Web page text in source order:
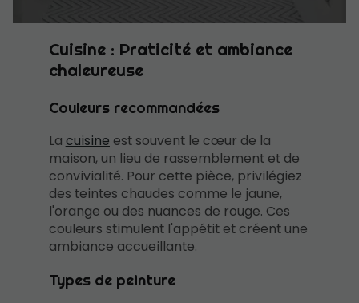
Cuisine : Praticité et ambiance
chaleureuse
Couleurs recommandées
La cuisine est souvent le cœur de la
maison, un lieu de rassemblement et de
convivialité. Pour cette pièce, privilégiez
des teintes chaudes comme le jaune,
l'orange ou des nuances de rouge. Ces
couleurs stimulent l'appétit et créent une
ambiance accueillante.
Types de peinture